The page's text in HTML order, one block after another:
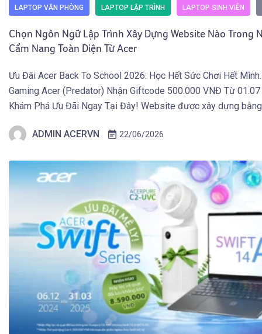
LAPTOP VĂN PHÒNG LAPTOP LẬP TRÌNH LAPTOP SINH VIÊN
Chọn Ngôn Ngữ Lập Trình Xây Dựng Website Nào Trong
Cẩm Nang Toàn Diện Từ Acer
Ưu Đãi Acer Back To School 2026: Học Hết Sức Chơi Hết
Gaming Acer (Predator) Nhận Giftcode 500.000 VNĐ Từ
Khám Phá Ưu Đãi Ngay Tại Đây! Website được xây dựng
ADMIN ACERVN
22/06/2026